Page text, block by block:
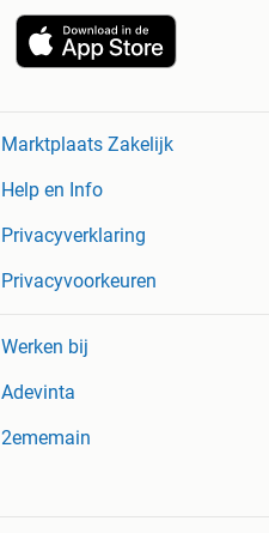
Marktplaats Zakelijk
Help en Info
Privacyverklaring
Privacyvoorkeuren
Werken bij
Adevinta
2ememain